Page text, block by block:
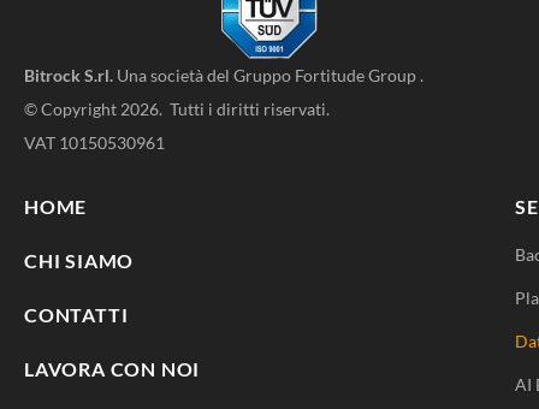
Bitrock S.rl. Una società del Gruppo Fortitude Group.
© Copyright 2026. Tutti i diritti riservati.
VAT 10150530961
HOME
CHI SIAMO
CONTATTI
LAVORA CON NOI
AI